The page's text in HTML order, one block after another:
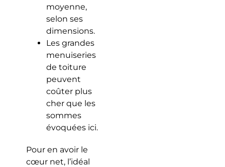
moyenne,
selon ses
dimensions.
Les grandes
menuiseries
de toiture
peuvent
coûter plus
cher que les
sommes
évoquées ici.
Pour en avoir le
cœur net, l’idéal